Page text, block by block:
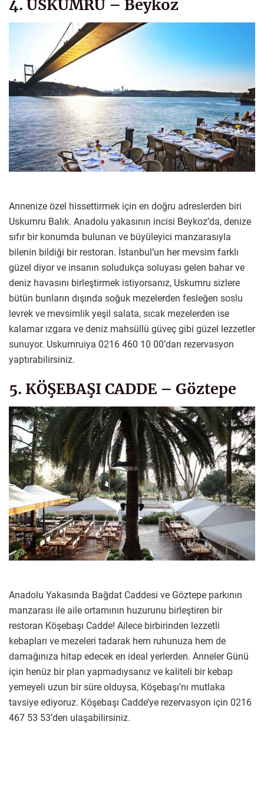
4. USKUMRU – Beykoz
Annenize özel hissettirmek için en doğru adreslerden biri
Uskumru Balık. Anadolu yakasının incisi Beykoz’da, denize
sıfır bir konumda bulunan ve büyüleyici manzarasıyla
bilenin bildiği bir restoran. İstanbul’un her mevsim farklı
güzel diyor ve insanın soludukça soluyası gelen bahar ve
deniz havasını birleştirmek istiyorsanız, Uskumru sizlere
bütün bunların dışında soğuk mezelerden fesleğen soslu
levrek ve mevsimlik yeşil salata, sıcak mezelerden ise
kalamar ızgara ve deniz mahsüllü güveç gibi güzel lezzetler
sunuyor. Uskumruiya 0216 460 10 00’dan rezervasyon
yaptırabilirsiniz.
5. KÖŞEBAŞI CADDE – Göztepe
Anadolu Yakasında Bağdat Caddesi ve Göztepe parkının
manzarası ile aile ortamının huzurunu birleştiren bir
restoran Köşebaşı Cadde! Ailece birbirinden lezzetli
kebapları ve mezeleri tadarak hem ruhunuza hem de
damağınıza hitap edecek en ideal yerlerden. Anneler Günü
için henüz bir plan yapmadıysanız ve kaliteli bir kebap
yemeyeli uzun bir süre olduysa, Köşebaşı’nı mutlaka
tavsiye ediyoruz. Köşebaşı Cadde’ye rezervasyon için 0216
467 53 53’den ulaşabilirsiniz.